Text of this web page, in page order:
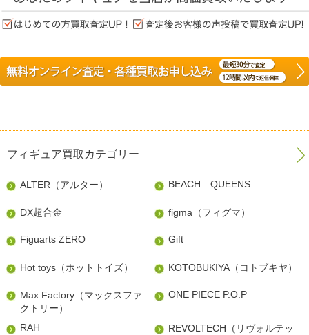
フィギュア買取カテゴリー
ALTER（アルター） BEACH QUEENS
DX超合金 figma（フィグマ）
Figuarts ZERO Gift
Hot toys（ホットトイズ） KOTOBUKIYA（コトブキヤ）
Max Factory（マックスファ
クトリー）
ONE PIECE P.O.P
RAH
REVOLTECH（リヴォルテッ